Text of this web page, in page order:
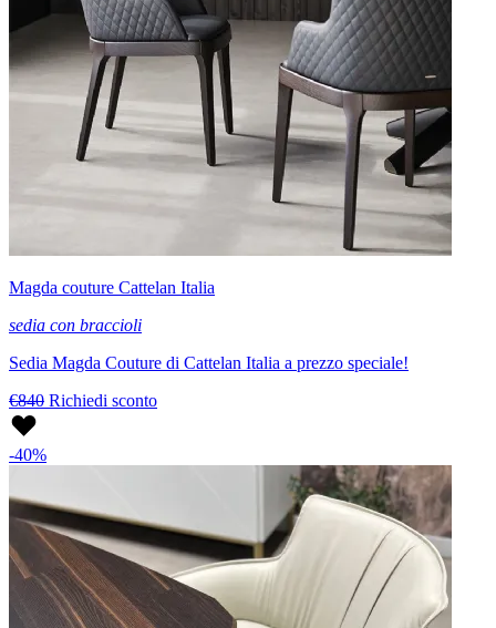
Magda couture Cattelan Italia
sedia con braccioli
Sedia Magda Couture di Cattelan Italia a prezzo speciale!
€840 Richiedi sconto
-40%